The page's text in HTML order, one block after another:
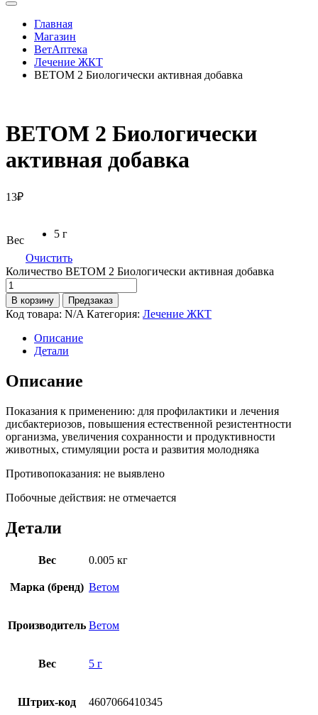
Главная
Магазин
ВетАптека
Лечение ЖКТ
ВЕТОМ 2 Биологически активная добавка
ВЕТОМ 2 Биологически
активная добавка
13₽
Вес
5 г
Очистить
Количество ВЕТОМ 2 Биологически активная добавка
В корзину Предзаказ
Код товара: N/A Категория: Лечение ЖКТ
Описание
Детали
Описание
Показания к применению: для профилактики и лечения
дисбактериозов, повышения естественной резистентности
организма, увеличения сохранности и продуктивности
животных, стимуляции роста и развития молодняка
Противопоказания: не выявлено
Побочные действия: не отмечается
Детали
Вес 0.005 кг
Марка (бренд) Ветом
Производитель Ветом
Вес 5 г
Штрих-код 4607066410345